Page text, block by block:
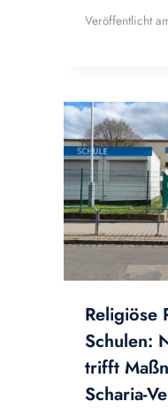
Veröffentlicht
Religiöse
Schulen:
trifft
Scharia-